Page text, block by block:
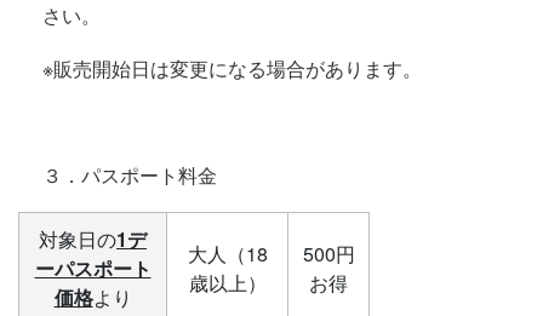
さい。
※販売開始日は変更になる場合があります。
３．パスポート料金
対象日の1デ
ーパスポート
価格より
大人（18
歳以上）
500円
お得